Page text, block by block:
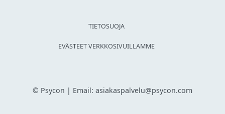
TIETOSUOJA
EVÄSTEET VERKKOSIVUILLAMME
© Psycon | Email: asiakaspalvelu@psycon.com